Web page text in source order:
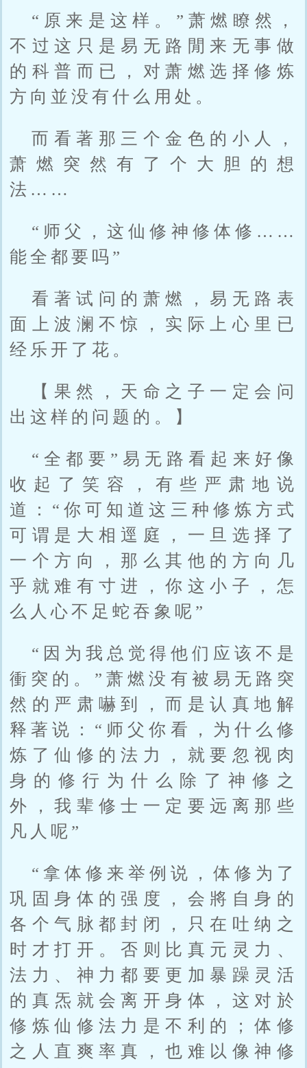
“原来是这样。”萧燃瞭然，
不过这只是易无路閒来无事做
的科普而已，对萧燃选择修炼
方向並没有什么用处。
而看著那三个金色的小人，
萧燃突然有了个大胆的想
法……
“师父，这仙修神修体修……
能全都要吗”
看著试问的萧燃，易无路表
面上波澜不惊，实际上心里已
经乐开了花。
【果然，天命之子一定会问
出这样的问题的。】
“全都要”易无路看起来好像
收起了笑容，有些严肃地说
道：“你可知道这三种修炼方式
可谓是大相逕庭，一旦选择了
一个方向，那么其他的方向几
乎就难有寸进，你这小子，怎
么人心不足蛇吞象呢”
“因为我总觉得他们应该不是
衝突的。”萧燃没有被易无路突
然的严肃嚇到，而是认真地解
释著说：“师父你看，为什么修
炼了仙修的法力，就要忽视肉
身的修行为什么除了神修之
外，我辈修士一定要远离那些
凡人呢”
“拿体修来举例说，体修为了
巩固身体的强度，会將自身的
各个气脉都封闭，只在吐纳之
时才打开。否则比真元灵力、
法力、神力都要更加暴躁灵活
的真炁就会离开身体，这对於
修炼仙修法力是不利的；体修
之人直爽率真，也难以像神修